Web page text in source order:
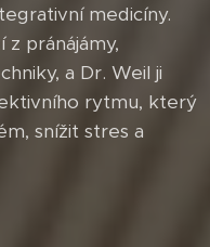
medicíny.
pránájámy,
a Dr. Weil ji
rytmu, který
snížit stres a